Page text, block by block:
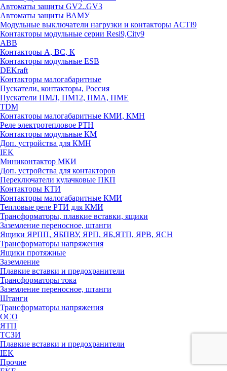
Автоматы защиты GV2..GV3
Автоматы защиты ВАМУ
Модульные выключатели нагрузки и контакторы ACTI9
Контакторы модульные серии Resi9,City9
ABB
Контакторы А, ВС, К
Контакторы модульные ESB
DEKraft
Контакторы малогабаритные
Пускатели, контакторы, Россия
Пускатели ПМЛ, ПМ12, ПМА, ПМЕ
TDM
Контакторы малогабаритные КМИ, КМН
Реле электротепловое РТН
Контакторы модульные КМ
Доп. устройства для КМН
IEK
Миниконтактор МКИ
Доп. устройства для контакторов
Переключатели кулачковые ПКП
Контакторы КТИ
Контакторы малогабаритные КМИ
Тепловые реле РTИ для КМИ
Трансформаторы, плавкие вставки, ящики
Заземление переносное, штанги
Ящики ЯРПП, ЯБПВУ, ЯРП, ЯБ,ЯТП, ЯРВ, ЯСН
Трансформаторы напряжения
Ящики протяжные
Заземление
Плавкие вставки и предохранители
Трансформаторы тока
Заземление переносное, штанги
Штанги
Трансформаторы напряжения
ОСО
ЯТП
ТСЗИ
Плавкие вставки и предохранители
IEK
Прочие